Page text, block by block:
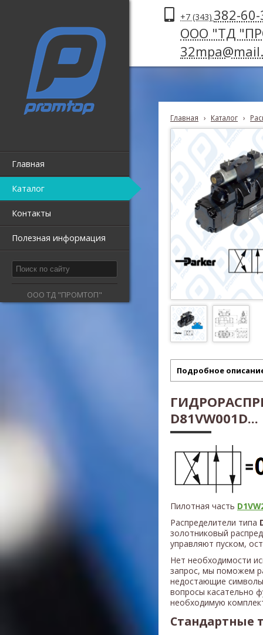
Главная
Каталог
Контакты
Полезная информация
ООО ТД "ПРОМТОП"
+7 (343) 382-
ООО "ТД
Главная › Каталог ›
Подробное
D81VW001D...
Пилотная часть
Распределители типа
золотниковый
управляют пуском,
Нет необходимости
запрос, мы поможем
недостающие
вопросы касательно
необходимую
Стандартные